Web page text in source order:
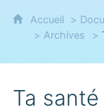
Accueil
Archives
Ta